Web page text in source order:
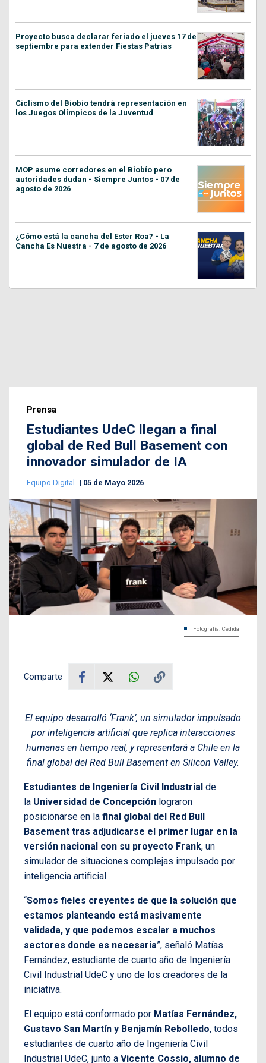
Proyecto busca declarar feriado el jueves 17 de
septiembre para extender Fiestas Patrias
Ciclismo del Biobío tendrá representación en
los Juegos Olímpicos de la Juventud
MOP asume corredores en el Biobío pero
autoridades dudan - Siempre Juntos - 07 de
agosto de 2026
¿Cómo está la cancha del Ester Roa? - La
Cancha Es Nuestra - 7 de agosto de 2026
Prensa
Estudiantes UdeC llegan a final
global de Red Bull Basement con
innovador simulador de IA
Equipo Digital 05 de Mayo 2026
Fotografía: Cedida
Comparte
El equipo desarrolló ‘Frank’, un simulador impulsado
por inteligencia artificial que replica interacciones
humanas en tiempo real, y representará a Chile en la
final global del Red Bull Basement en Silicon Valley.
Estudiantes de Ingeniería Civil Industrial de
la Universidad de Concepción lograron
posicionarse en la final global del Red Bull
Basement tras adjudicarse el primer lugar en la
versión nacional con su proyecto Frank, un
simulador de situaciones complejas impulsado por
inteligencia artificial.
“Somos fieles creyentes de que la solución que
estamos planteando está masivamente
validada, y que podemos escalar a muchos
sectores donde es necesaria”, señaló Matías
Fernández, estudiante de cuarto año de Ingeniería
Civil Industrial UdeC y uno de los creadores de la
iniciativa.
El equipo está conformado por Matías Fernández,
Gustavo San Martín y Benjamín Rebolledo, todos
estudiantes de cuarto año de Ingeniería Civil
Industrial UdeC, junto a Vicente Cossio, alumno de